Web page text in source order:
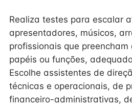
Realiza testes para escalar
apresentadores, músicos,
profissionais que
papéis ou funções,
Escolhe assistentes de
técnicas e operacionais, de
financeiro-administrativas,